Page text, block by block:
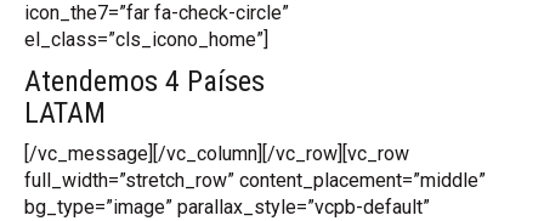
icon_the7=”far fa-check-circle”
el_class=”cls_icono_home”]
Atendemos 4 Países
LATAM
[/vc_message][/vc_column][/vc_row][vc_row
full_width=”stretch_row” content_placement=”middle”
bg_type=”image” parallax_style=”vcpb-default”